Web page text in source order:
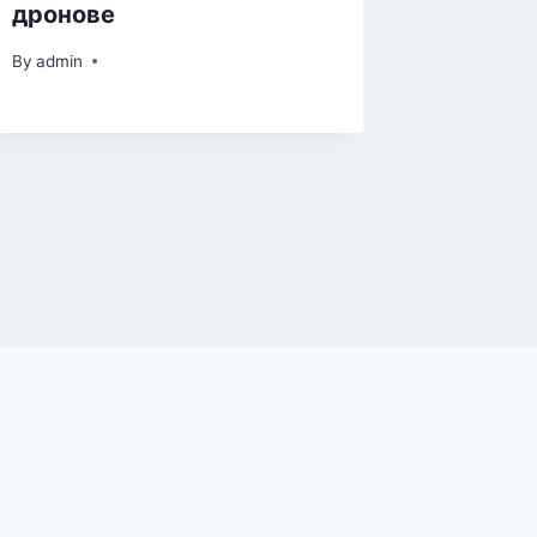
дронове
By admin